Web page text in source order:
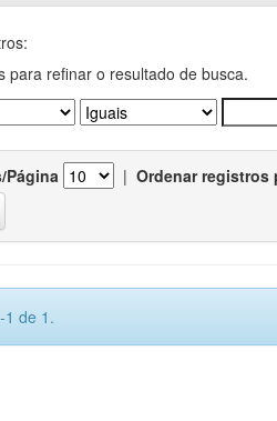
para refinar o resultado de busca.
Página | Ordenar registros
1 de 1.